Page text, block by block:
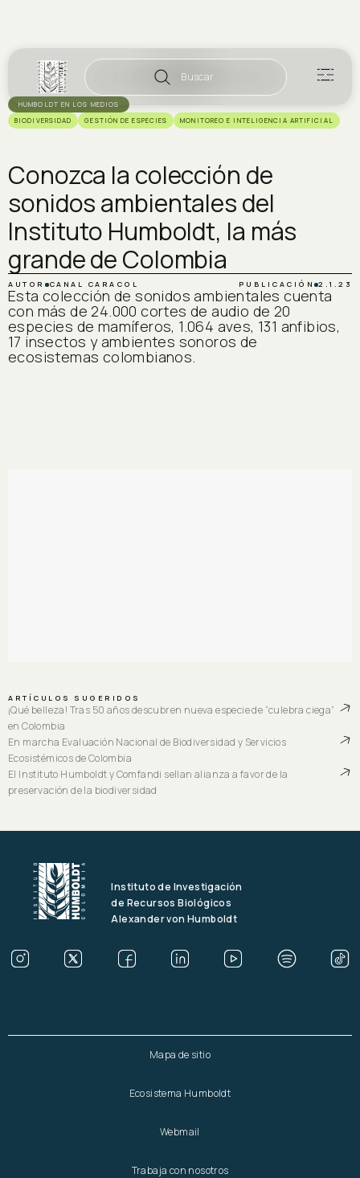
Buscar
HUMBOLDT EN LOS MEDIOS
BIODIVERSIDAD
GESTIÓN DE ESPECIES MONITOREO E INTELIGENCIA ARTIFICIAL
Conozca la colección de
sonidos ambientales del
Instituto Humboldt, la más
grande de Colombia
AUTOR CANAL CARACOL PUBLICACIÓN 2.1.23
Esta colección de sonidos ambientales cuenta
con más de 24.000 cortes de audio de 20
especies de mamíferos, 1.064 aves, 131 anfibios,
17 insectos y ambientes sonoros de
ecosistemas colombianos.
ARTÍCULOS SUGERIDOS
¡Qué belleza! Tras 50 años descubren nueva especie de “culebra ciega”
en Colombia
En marcha Evaluación Nacional de Biodiversidad y Servicios
Ecosistémicos de Colombia
El Instituto Humboldt y Comfandi sellan alianza a favor de la
preservación de la biodiversidad
Instituto de Investigación
de Recursos Biológicos
Alexander von Humboldt
Mapa de sitio
Ecosistema Humboldt
Webmail
Trabaja con nosotros